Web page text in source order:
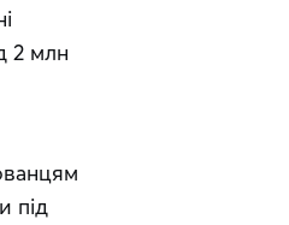
2 млн
під